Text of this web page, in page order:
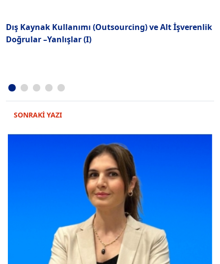
Dış Kaynak Kullanımı (Outsourcing) ve Alt İşverenlik
Doğrular –Yanlışlar (I)
SONRAKİ YAZI